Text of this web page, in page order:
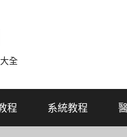
全
程 系統教程